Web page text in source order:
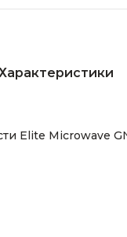
Elite Microwave